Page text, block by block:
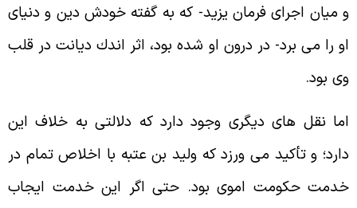
ميان اجراى فرمان يزيد- كه به گفته خودش دين و دنياى
را مى برد- در درون او شده بود، اثر اندك ديانت در قلب
بود.
نقل هاى ديگرى وجود دارد كه دلالتى به خلاف اين
و تأكيد مى ورزد كه وليد بن عتبه با اخلاص تمام در
حكومت اموى بود. حتى اگر اين خدمت ايجاب